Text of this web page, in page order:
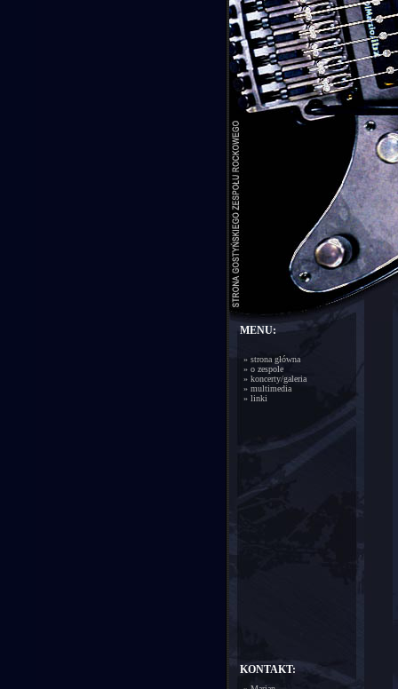
MENU:
» strona główna
» o zespole
» koncerty/galeria
» multimedia
» linki
KONTAKT: